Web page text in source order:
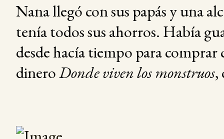
Nana llegó con sus papás y una
tenía todos sus ahorros. Había
desde hacía tiempo para
dineroDonde viven los monstruos,